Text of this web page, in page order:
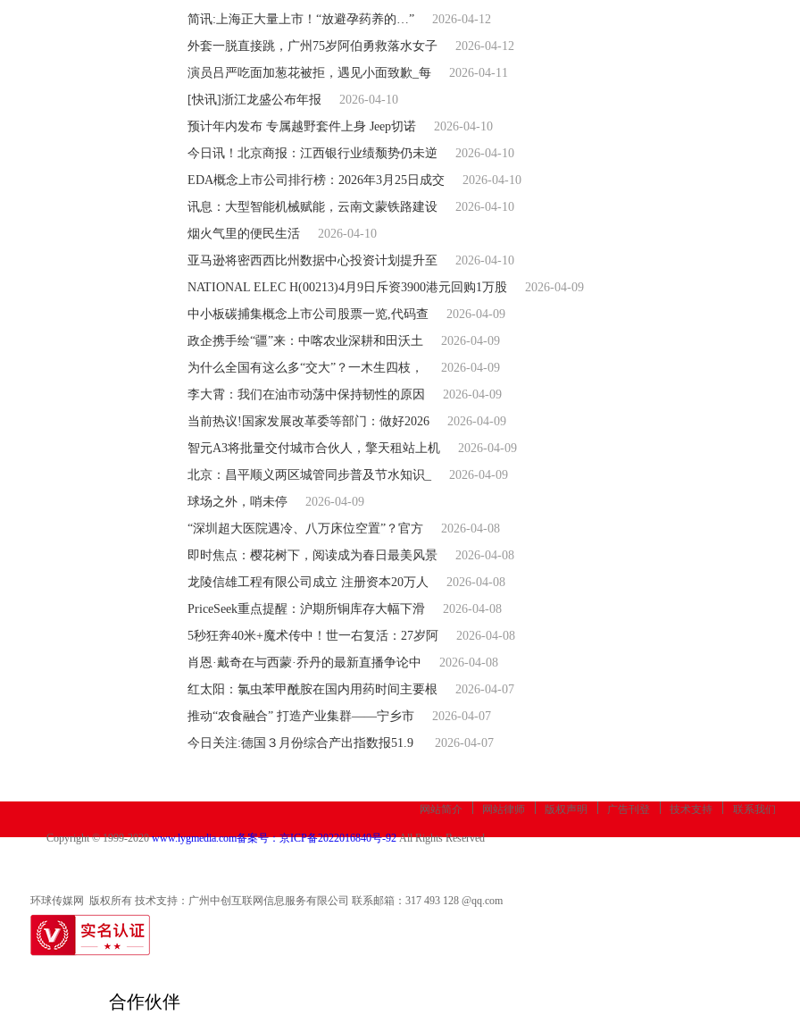
简讯:上海正大量上市！“放避孕药养的…”
2026-04-12
外套一脱直接跳，广州75岁阿伯勇救落水女子
2026-04-12
演员吕严吃面加葱花被拒，遇见小面致歉_每
2026-04-11
[快讯]浙江龙盛公布年报
2026-04-10
预计年内发布 专属越野套件上身 Jeep切诺
2026-04-10
今日讯！北京商报：江西银行业绩颓势仍未逆
2026-04-10
EDA概念上市公司排行榜：2026年3月25日成交
2026-04-10
讯息：大型智能机械赋能，云南文蒙铁路建设
2026-04-10
烟火气里的便民生活
2026-04-10
亚马逊将密西西比州数据中心投资计划提升至
2026-04-10
NATIONAL ELEC H(00213)4月9日斥资3900港元回购1万股
2026-04-09
中小板碳捕集概念上市公司股票一览,代码查
2026-04-09
政企携手绘“疆”来：中喀农业深耕和田沃土
2026-04-09
为什么全国有这么多“交大”？一木生四枝，
2026-04-09
李大霄：我们在油市动荡中保持韧性的原因
2026-04-09
当前热议!国家发展改革委等部门：做好2026
2026-04-09
智元A3将批量交付城市合伙人，擎天租站上机
2026-04-09
北京：昌平顺义两区城管同步普及节水知识_
2026-04-09
球场之外，哨未停
2026-04-09
“深圳超大医院遇冷、八万床位空置”？官方
2026-04-08
即时焦点：樱花树下，阅读成为春日最美风景
2026-04-08
龙陵信雄工程有限公司成立 注册资本20万人
2026-04-08
PriceSeek重点提醒：沪期所铜库存大幅下滑
2026-04-08
5秒狂奔40米+魔术传中！世一右复活：27岁阿
2026-04-08
肖恩·戴奇在与西蒙·乔丹的最新直播争论中
2026-04-08
红太阳：氯虫苯甲酰胺在国内用药时间主要根
2026-04-07
推动“农食融合” 打造产业集群——宁乡市
2026-04-07
今日关注:德国３月份综合产出指数报51.9
2026-04-07
网站简介 网站律师 版权声明 广告刊登 技术支持 联系我们
Copyright © 1999-2020www.lygmedia.com备案号：京ICP备2022016840号-92All Rights Reserved
环球传媒网 版权所有 技术支持：广州中创互联网信息服务有限公司 联系邮箱：317 493 128 @qq.com
合作伙伴